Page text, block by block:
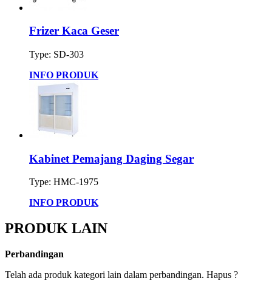
Frizer Kaca Geser
Type: SD-303
INFO PRODUK
Kabinet Pemajang Daging Segar
Type: HMC-1975
INFO PRODUK
PRODUK LAIN
Perbandingan
Telah ada produk kategori lain dalam perbandingan. Hapus ?